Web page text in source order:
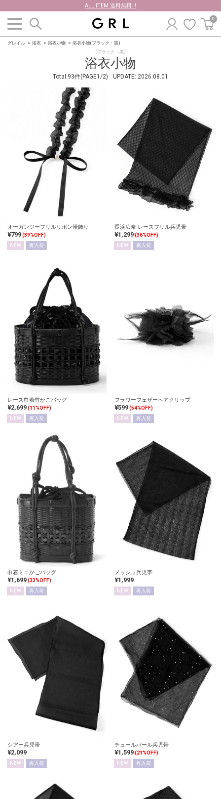
ALL ITEM 送料無料 !!
0
グレイル 浴衣 浴衣小物 浴衣小物(ブラック・黒)
浴衣小物
(ブラック・黒)
Total:93件(PAGE1/2) UPDATE: 2026.08.01
オーガンジーフリルリボン帯飾り
¥799(39%OFF)
NEW
再入荷
長浜広奈 レースフリル兵児帯
¥1,299(36%OFF)
NEW
再入荷
レース巾着竹かごバッグ
¥2,699(11%OFF)
NEW
再入荷
フラワーフェザーヘアクリップ
¥599(54%OFF)
NEW
再入荷
巾着ミニかごバッグ
¥1,699(33%OFF)
NEW
再入荷
メッシュ兵児帯
¥1,999
NEW 再入荷
シアー兵児帯
¥2,099
NEW 再入荷
チュールパール兵児帯
¥1,599(21%OFF)
NEW
再入荷